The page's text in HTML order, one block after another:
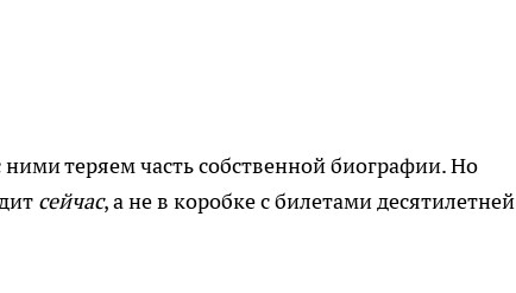
теряем часть собственной биографии. Но
сейчас, а не в коробке с билетами десятилетней